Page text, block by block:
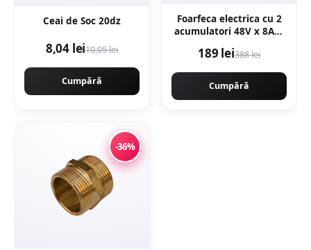
Ceai de Soc 20dz
8,04 lei10,05 lei
Cumpără
Foarfeca electrica cu 2
acumulatori 48V x 8AH,
diametru taiere 27mm,
XPERT ORIGINAL
Protools CMP1612
189 lei388 lei
Cumpără
-36%